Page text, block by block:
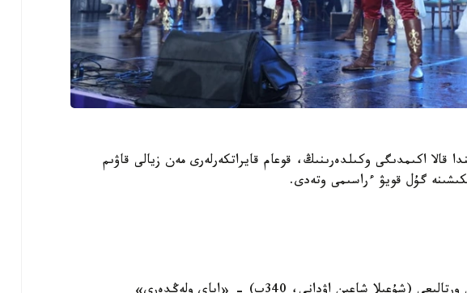
الاڭىندا قالا اكىمدىگى وكىلدەرىنىڭ، قوعام قايراتكەرلەرى مەن زيالى قاۋىم
گۇل قويۋ ءراسىمى وتەدى.